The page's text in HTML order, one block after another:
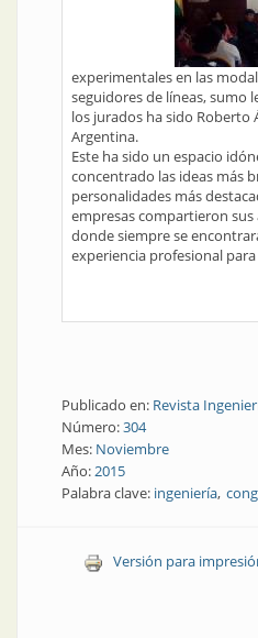
experimentales en las
seguidores de líneas, sumo
los jurados ha sido Roberto
Argentina.
Este ha sido un espacio
concentrado las ideas más
personalidades más
empresas compartieron
donde siempre se
experiencia profesional
Publicado en: Revista
Número:304
Mes: Noviembre
Año:2015
Palabra clave: ingeniería
Versión para